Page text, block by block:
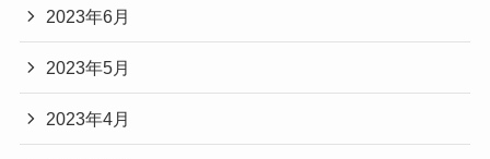
2023年6月
2023年5月
2023年4月